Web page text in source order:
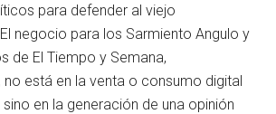
para defender al viejo
negocio para los Sarmiento Angulo y
de El Tiempo y Semana,
está en la venta o consumo digital
en la generación de una opinión